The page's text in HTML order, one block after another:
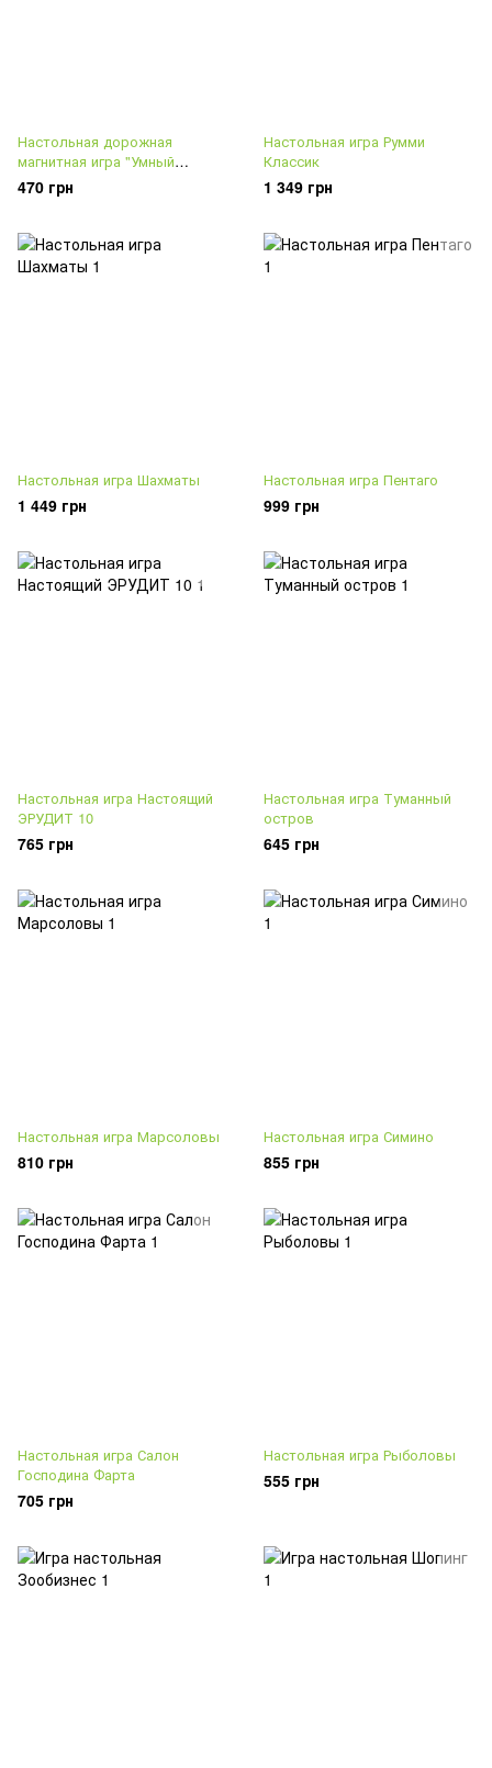
Настольная дорожная
магнитная игра "Умный
сырник"
470 грн
Настольная игра Румми
Классик
1 349 грн
Настольная игра Шахматы
1 449 грн
Настольная игра Пентаго
999 грн
Настольная игра Настоящий
ЭРУДИТ 10
765 грн
Настольная игра Туманный
остров
645 грн
Настольная игра Марсоловы
810 грн
Настольная игра Симино
855 грн
Настольная игра Салон
Господина Фарта
705 грн
Настольная игра Рыболовы
555 грн